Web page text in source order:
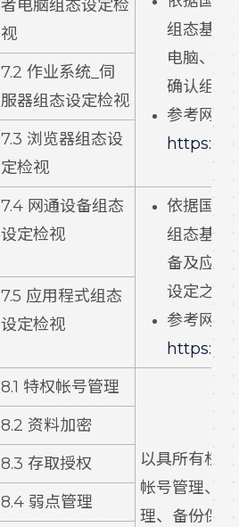
者电脑组态设定检
视
组态基准
电脑、伺
确认组态
参考网址
https://
7.2 作业系统_伺
服器组态设定检视
7.3 浏览器组态设
定检视
7.4 网通设备组态
设定检视
依据国家
组态基准
备及应用
设定之落
参考网址
https://
7.5 应用程式组态
设定检视
8.1 特权帐号管理
以具所有权
帐号管理、
理、备份保
8.2 资料加密
8.3 存取授权
8.4 弱点管理